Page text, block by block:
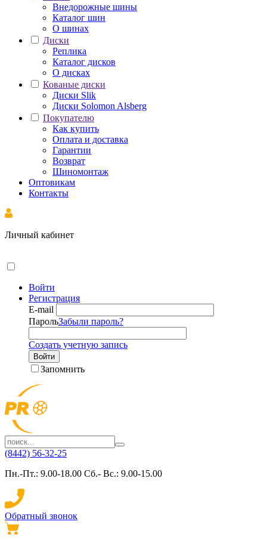
Внедорожные шины
Каталог шин
О шинах
Диски
Реплика
Каталог дисков
О дисках
Кованые диски
Диски Slik
Диски Solomon Alsberg
Покупателю
Как купить
Оплата и доставка
Гарантии
Возврат
Шиномонтаж
Оптовикам
Контакты
Личный кабинет
Войти
Регистрация
E-mail
ПарольЗабыли пароль?
Создать учетную запись
Войти
Запомнить
(8442) 56-32-25
Пн.-Пт.: 9.00-18.00 Сб.- Вс.: 9.00-15.00
Обратный звонок